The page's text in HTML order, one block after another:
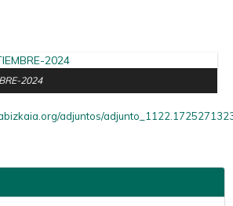
2024
adjuntos/